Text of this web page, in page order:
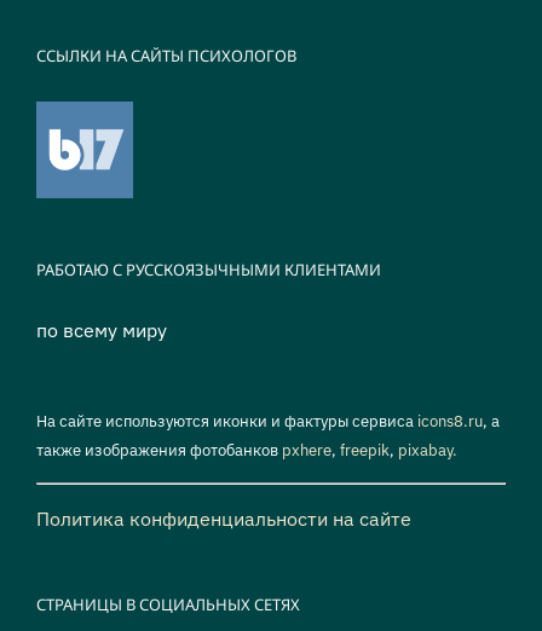
ССЫЛКИ НА САЙТЫ ПСИХОЛОГОВ
РАБОТАЮ С РУССКОЯЗЫЧНЫМИ КЛИЕНТАМИ
по всему миру
На сайте используются иконки и фактуры сервиса icons8.ru, а
также изображения фотобанков pxhere, freepik, pixabay.
Политика конфиденциальности на сайте
СТРАНИЦЫ В СОЦИАЛЬНЫХ СЕТЯХ